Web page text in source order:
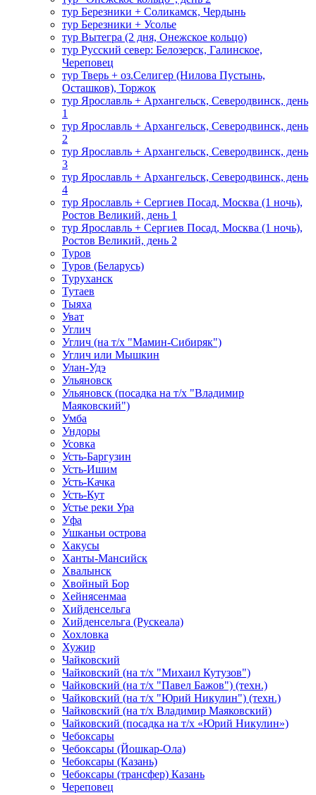
тур Березники + Соликамск, Чердынь
тур Березники + Усолье
тур Вытегра (2 дня, Онежское кольцо)
тур Русский север: Белозерск, Галинское,
Череповец
тур Тверь + оз.Селигер (Нилова Пустынь,
Осташков), Торжок
тур Ярославль + Архангельск, Северодвинск, день
1
тур Ярославль + Архангельск, Северодвинск, день
2
тур Ярославль + Архангельск, Северодвинск, день
3
тур Ярославль + Архангельск, Северодвинск, день
4
тур Ярославль + Сергиев Посад, Москва (1 ночь),
Ростов Великий, день 1
тур Ярославль + Сергиев Посад, Москва (1 ночь),
Ростов Великий, день 2
Туров
Туров (Беларусь)
Туруханск
Тутаев
Тыяха
Уват
Углич
Углич (на т/х "Мамин-Сибиряк")
Углич или Мышкин
Улан-Удэ
Ульяновск
Ульяновск (посадка на т/х "Владимир
Маяковский")
Умба
Ундоры
Усовка
Усть-Баргузин
Усть-Ишим
Усть-Качка
Усть-Кут
Устье реки Ура
Уфа
Ушканьи острова
Хакусы
Ханты-Мансийск
Хвалынск
Хвойный Бор
Хейнясенмаа
Хийденсельга
Хийденсельга (Рускеала)
Хохловка
Хужир
Чайковский
Чайковский (на т/х "Михаил Кутузов")
Чайковский (на т/х "Павел Бажов") (техн.)
Чайковский (на т/х "Юрий Никулин") (техн.)
Чайковский (на т/х Владимир Маяковский)
Чайковский (посадка на т/х «Юрий Никулин»)
Чебоксары
Чебоксары (Йошкар-Ола)
Чебоксары (Казань)
Чебоксары (трансфер) Казань
Череповец